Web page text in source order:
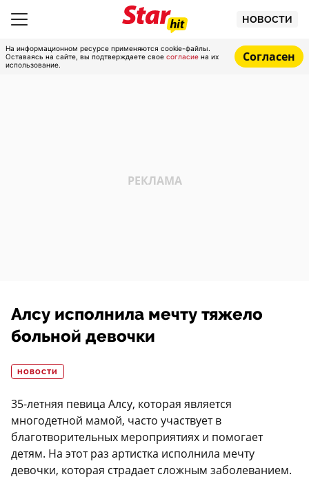
НОВОСТИ
На информационном ресурсе применяются cookie-файлы.
Оставаясь на сайте, вы подтверждаете свое согласие на их
использование.
Согласен
Алсу исполнила мечту тяжело
больной девочки
НОВОСТИ
35-летняя певица Алсу, которая является
многодетной мамой, часто участвует в
благотворительных мероприятиях и помогает
детям. На этот раз артистка исполнила мечту
девочки, которая страдает сложным заболеванием.